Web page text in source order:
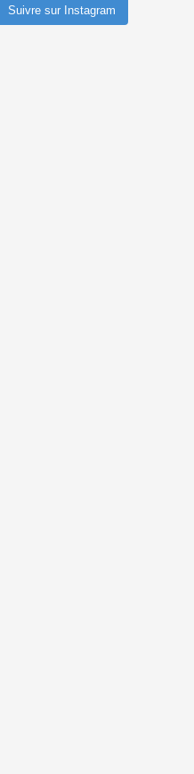
Suivre sur Instagram